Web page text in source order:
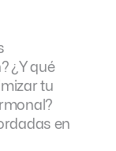
¿Y qué
tu
en